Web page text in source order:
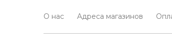
О нас Адреса магазинов